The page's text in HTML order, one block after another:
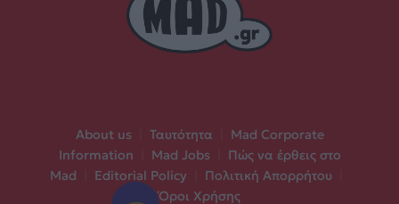
About us Ταυτότητα
Mad Corporate
Information
Mad Jobs
Πώς να έρθεις στο
Mad
Editorial Policy Πολιτική Απορρήτου
Όροι Χρήσης